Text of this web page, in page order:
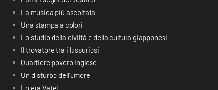
La musica più ascoltata
Una stampa a colori
Lo studio della civiltà e della cultura giapponesi
Il trovatore tra i lussuriosi
Quartiere povero inglese
Un disturbo dell’umore
Lo era Vatel